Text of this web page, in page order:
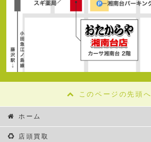
このページの先頭へ
ホーム
店頭買取